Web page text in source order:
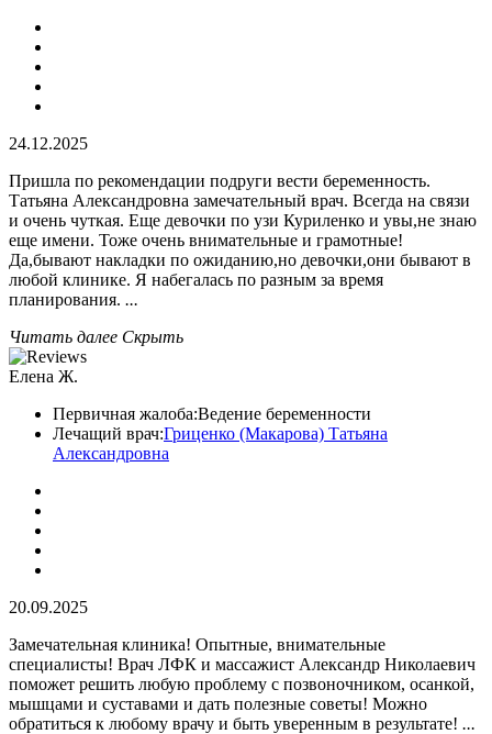
24.12.2025
Пришла по рекомендации подруги вести беременность.
Татьяна Александровна замечательный врач. Всегда на связи
и очень чуткая. Еще девочки по узи Куриленко и увы,не знаю
еще имени. Тоже очень внимательные и грамотные!
Да,бывают накладки по ожиданию,но девочки,они бывают в
любой клинике. Я набегалась по разным за время
планирования. ...
Читать далее Скрыть
Елена Ж.
Первичная жалоба:Ведение беременности
Лечащий врач:Гриценко (Макарова) Татьяна
Александровна
20.09.2025
Замечательная клиника! Опытные, внимательные
специалисты! Врач ЛФК и массажист Александр Николаевич
поможет решить любую проблему с позвоночником, осанкой,
мышцами и суставами и дать полезные советы! Можно
обратиться к любому врачу и быть уверенным в результате! ...